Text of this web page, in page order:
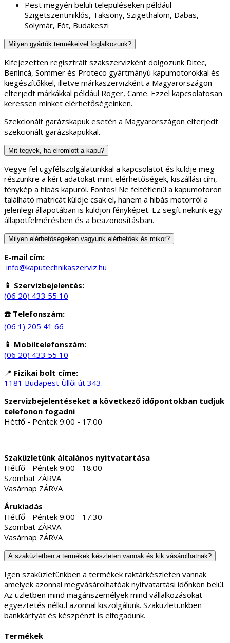
Pest megyén belüli településeken például
Szigetszentmiklós, Taksony, Szigethalom, Dabas,
Solymár, Fót, Budakeszi
Milyen gyártók termékeivel foglalkozunk?
Kifejezetten regisztrált szakszervizként dolgozunk Ditec,
Benincá, Sommer és Proteco gyártmányú kapumotorokkal és
kiegészítőkkel, illetve márkaszervizként a Magyarországon
elterjedt márkákkal például Roger, Came. Ezzel kapcsolatosan
keressen minket elérhetőségeinken.
Szekcionált garázskapuk esetén a Magyarországon elterjedt
szekcionált garázskapukkal.
Mit tegyek, ha elromlott a kapu?
Vegye fel ügyfélszolgálatunkkal a kapcsolatot és küldje meg
részünkre a kért adatokat mint elérhetőségek, kiszállási cím,
fénykép a hibás kapuról. Fontos! Ne feltétlenül a kapumotoron
található matricát küldje csak el, hanem a hibás motorról a
jelenlegi állapotában is küldjön fényképet. Ez segít nekünk egy
állapotfelmérésben és a beazonosításban.
Milyen elérhetőségeken vagyunk elérhetőek és mikor?
E-mail cím:
info@kaputechnikaszerviz.hu
📱 Szervizbejelentés:
(06 20) 433 55 10
☎️ Telefonszám:
(06 1) 205 41 66
📱 Mobiltelefonszám:
(06 20) 433 55 10
📍 Fizikai bolt címe:
1181 Budapest Üllői út 343.
Szervizbejelentéseket a következő időpontokban tudjuk
telefonon fogadni
Hétfő - Péntek 9:00 - 17:00
Szaküzletünk általános nyitvatartása
Hétfő - Péntek 9:00 - 18:00
Szombat ZÁRVA
Vasárnap ZÁRVA
Árukiadás
Hétfő - Péntek 9:00 - 17:30
Szombat ZÁRVA
Vasárnap ZÁRVA
A szaküzletben a termékek készleten vannak és kik vásárolhatnak?
Igen szaküzletünkben a termékek raktárkészleten vannak
amelyek azonnal megvásárolhatóak nyitvatartási időnkön belül.
Az üzletben mind magánszemélyek mind vállalkozásokat
egyeztetés nélkül azonnal kiszolgálunk. Szaküzletünkben
bankkártyát és készpénzt is elfogadunk.
Termékek